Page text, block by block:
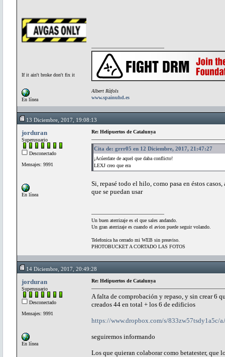
If it ain't broke don't fix it
En línea
Albert Ràfols
www.spainuhd.es
13 Diciembre, 2017, 19:08:13
jorduran
Superusuario
Desconectado
Mensajes: 9991
En línea
Re: Helipuertos de Catalunya
Cita de: grrr05 en 12 Diciembre, 2017, 21:47:27
¡Acúerdate de aquel que daba conflicto!
LEXJ creo que era
Si, repasé todo el hilo, como pasa en éstos
que se puedan usar
Un buen aterrizaje es el que sales andando.
Un gran aterrizaje es cuando el avion puede seguir volando.
Telefonica ha cerrado mi WEB sin preaviso.
PHOTOBUCKET A CORTADO LAS FOTOS
14 Diciembre, 2017, 20:49:28
jorduran
Superusuario
Desconectado
Mensajes: 9991
En línea
Re: Helipuertos de Catalunya
A falta de comprobación y repaso, y sin crear 6
creados 44 en total + los 6 de edificios
https://www.dropbox.com/s/833zw57tsdy1a5c/
seguiremos informando
Los que quieran colaborar como betatester, que